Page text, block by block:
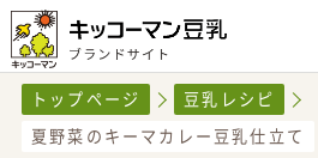
トップページ
豆乳レシピ
夏野菜のキーマカレー豆乳仕立て